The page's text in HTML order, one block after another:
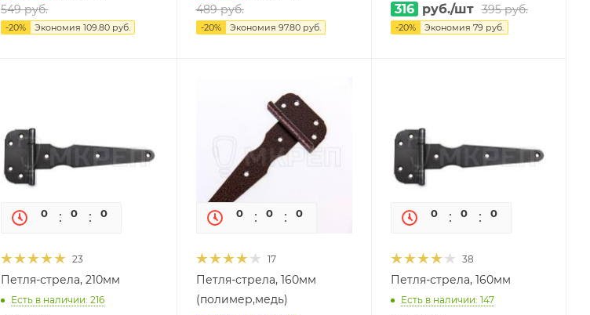
549руб.
-20% Экономия109.80 руб.
489руб.
-20% Экономия 97.80руб.
316 руб./шт 395руб.
-20% Экономия 79 руб.
0 0 0
23
Петля-стрела, 210мм
Есть в наличии: 216
0 0 0
17
Петля-стрела, 160мм
(полимер,медь)
0 0 0
38
Петля-стрела, 160мм
Есть в наличии: 147